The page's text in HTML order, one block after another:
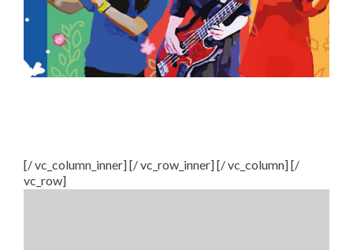
[/ vc_column_inner] [/ vc_row_inner] [/ vc_column] [/
vc_row]